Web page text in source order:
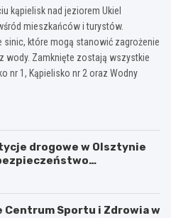
kąpielisk nad jeziorem Ukiel
mieszkańców i turystów.
które mogą stanowić zagrożenie
wody. Zamknięte zostają wszystkie
nr 1, Kąpielisko nr 2 oraz Wodny
drogowe w Olsztynie
Centrum Sportu i Zdrowia w